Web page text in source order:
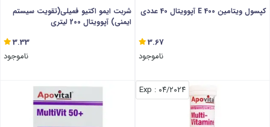
کپسول ویتامین E 400 آپوویتال 40 عددی
3.67
ناموجود
شربت ایمو اکتیو فمیلی(تقویت سیستم
ایمنی) آپوویتال 200 لیتری
3.33
ناموجود
۰۴/۲۰۲۴ : Exp